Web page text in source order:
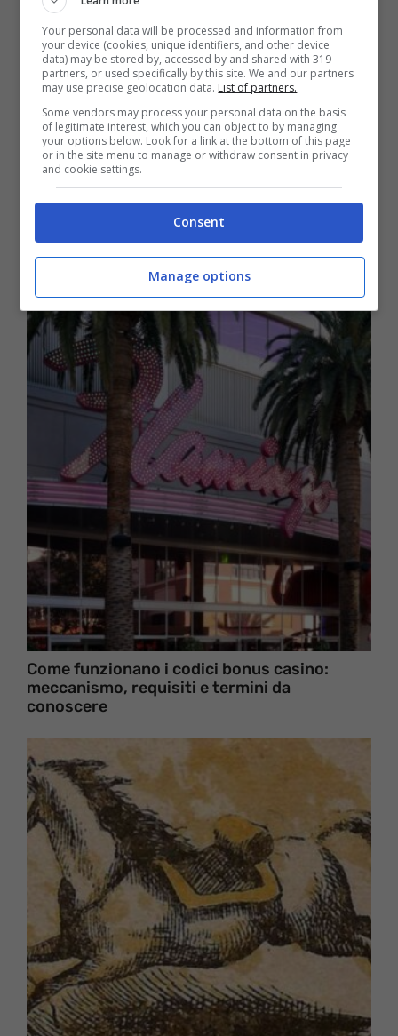
Bundesliga 2022-2023: pronostici e consigli
sul 30° turno, diretta tv e streaming
Giochi e Passatempo
Come funzionano i codici bonus casino:
meccanismo, requisiti e termini da
conoscere
Your personal data will be processed and information from
your device (cookies, unique identifiers, and other device
data) may be stored by, accessed by and shared with 319
partners, or used specifically by this site. We and our partners
may use precise geolocation data. List of partners.
Some vendors may process your personal data on the basis
of legitimate interest, which you can object to by managing
your options below. Look for a link at the bottom of this page
or in the site menu to manage or withdraw consent in privacy
and cookie settings.
Consent
Manage options